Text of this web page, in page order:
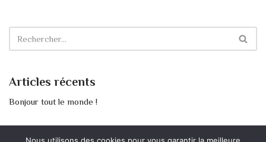
Articles récents
Bonjour tout le monde !